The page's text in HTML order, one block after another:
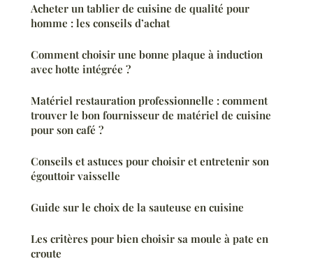
Acheter un tablier de cuisine de qualité pour
homme : les conseils d’achat
Comment choisir une bonne plaque à induction
avec hotte intégrée ?
Matériel restauration professionnelle : comment
trouver le bon fournisseur de matériel de cuisine
pour son café ?
Conseils et astuces pour choisir et entretenir son
égouttoir vaisselle
Guide sur le choix de la sauteuse en cuisine
Les critères pour bien choisir sa moule à pate en
croute